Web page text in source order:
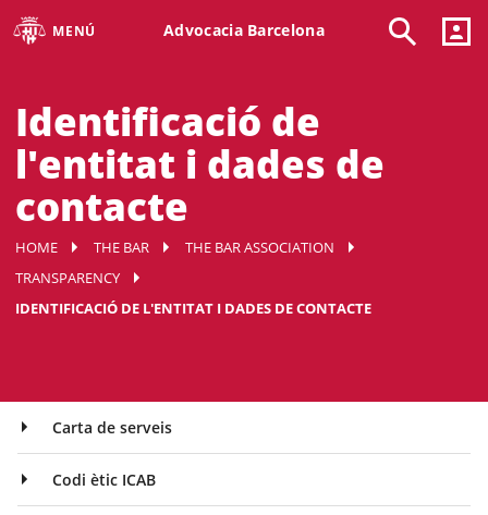
MENÚ Advocacia Barcelona
Identificació de
l'entitat i dades de
contacte
HOME THE BAR
THE BAR ASSOCIATION
TRANSPARENCY
IDENTIFICACIÓ DE L'ENTITAT I DADES DE CONTACTE
Carta de serveis
Codi ètic ICAB